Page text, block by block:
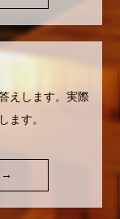
えします。実際
ます。
→